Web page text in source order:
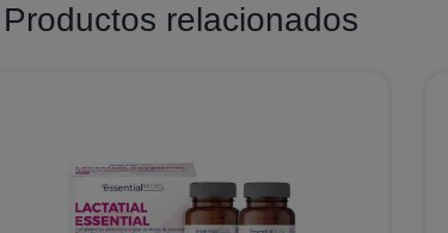
Productos relacionados